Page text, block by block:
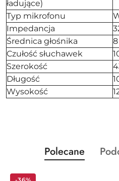
ładujące)
Typ mikrofonu
Impedancja
Średnica głośnika
Czułość słuchawek
Szerokość
Długość
Wysokość
Pomiń karuzelę
Produkty
o
Polecane